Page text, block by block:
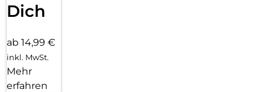
Dich
ab 14,99 €
inkl. MwSt.
Mehr
erfahren